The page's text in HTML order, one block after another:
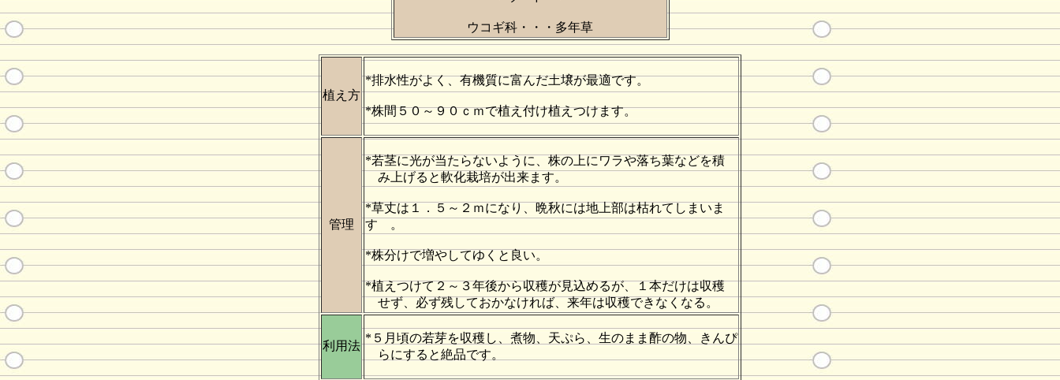
ウコギ科・・・多年草
植え方
*排水性がよく、有機質に富んだ土壌が最適です。
*株間５０～９０ｃｍで植え付け植えつけます。
管理
*若茎に光が当たらないように、株の上にワラや落ち葉などを積
み上げると軟化栽培が出来ます。
*草丈は１．５～２ｍになり、晩秋には地上部は枯れてしまいま
す 。
*株分けで増やしてゆくと良い。
*植えつけて２～３年後から収穫が見込めるが、１本だけは収穫
せず、必ず残しておかなければ、来年は収穫できなくなる。
利用法
*５月頃の若芽を収穫し、煮物、天ぷら、生のまま酢の物、きんぴ
らにすると絶品です。